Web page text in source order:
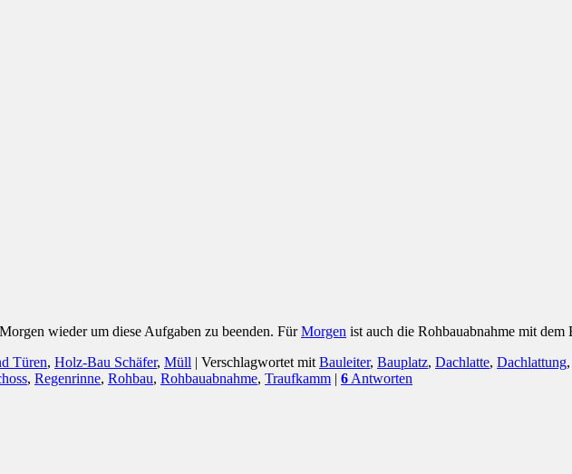
wieder um diese Aufgaben zu beenden. FürMorgen ist auch die Rohbauabnahme mit dem
Türen, Holz-Bau Schäfer, Müll | Verschlagwortet mit Bauleiter, Bauplatz, Dachlatte, Dachlattung,
, Regenrinne, Rohbau, Rohbauabnahme, Traufkamm | 6 Antworten